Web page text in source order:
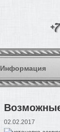
Информация
02.02.2017